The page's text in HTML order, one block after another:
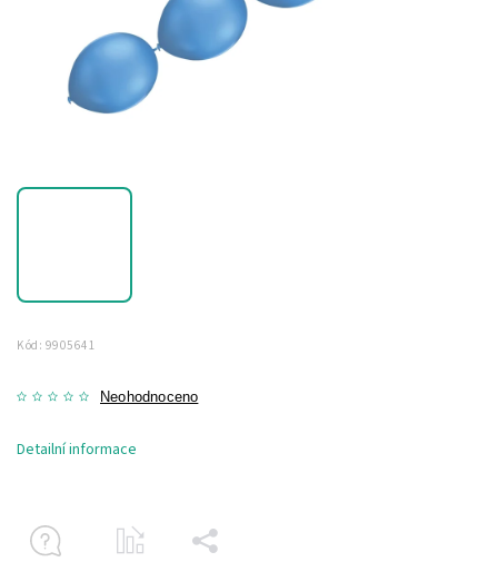
Kód: 9905641
Neohodnoceno
Detailní informace